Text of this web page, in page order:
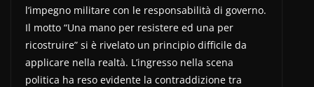
l’impegno militare con le responsabilità di governo.
Il motto “Una mano per resistere ed una per
ricostruire” si è rivelato un principio difficile da
applicare nella realtà. L’ingresso nella scena
politica ha reso evidente la contraddizione tra